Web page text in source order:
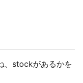
、stockがあるかを